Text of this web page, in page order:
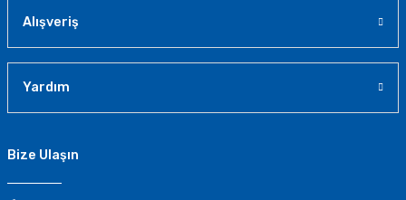
Alışveriş
Yardım
Bize Ulaşın